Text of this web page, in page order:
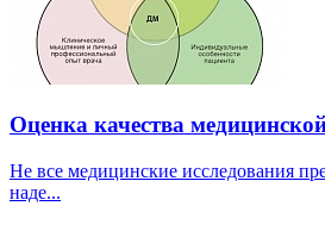
Оценка качества
Не все медицинские исследования
наде...